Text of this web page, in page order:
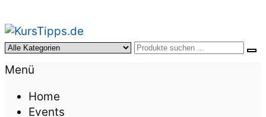
KursTipps.de
Weil Weiterbildung die beste Investition für mehr
Lebensqualität ist.
Menü
Home
Events